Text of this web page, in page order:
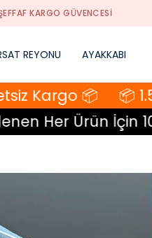
KARGO GÜVENCESI
REYONU AYAKKABI
Kargo 📦 📦
Her Ürün İçin 100